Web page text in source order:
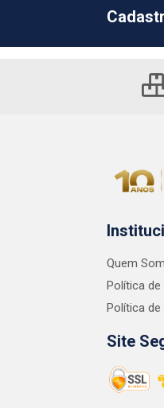
Quem
Política de
Política de
Site